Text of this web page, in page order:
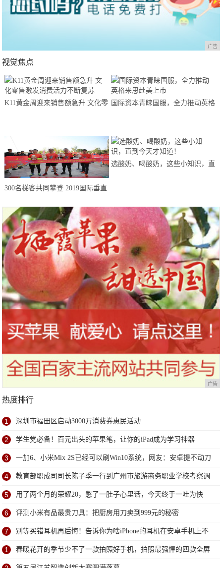
广告
视觉焦点
K11黄金周迎来销售额急升 文化零
国际资本青睐国服，全力推动英格
300名梯客共同攀登 2019国际垂直
站欢乐开跑
选酸奶、喝酸奶，这些小知识，直
广告
热度排行
1 深圳市福田区启动3000万消费券惠民活动
2 学生党必备！百元出头的苹果笔，让你的iPad成为学习神器
3 一加6、小米Mix 2S已经可以刷Win10系统，网友：安卓提不动刀
了？
4 教育部职成司司长陈子季一行到广州市旅游商务职业学校考察调
研
5 用了两个月的荣耀20，憋了一肚子心里话，今天终于一吐为快
6 评测小米有品最贵刀具：把厨房用刀卖到999元的秘密
7 别等买错耳机再后悔！告诉你为啥iPhone的耳机在安卓手机上不
能用
1 春暖花开的季节少不了一款拍照好手机，拍照最强悍的四款全屏